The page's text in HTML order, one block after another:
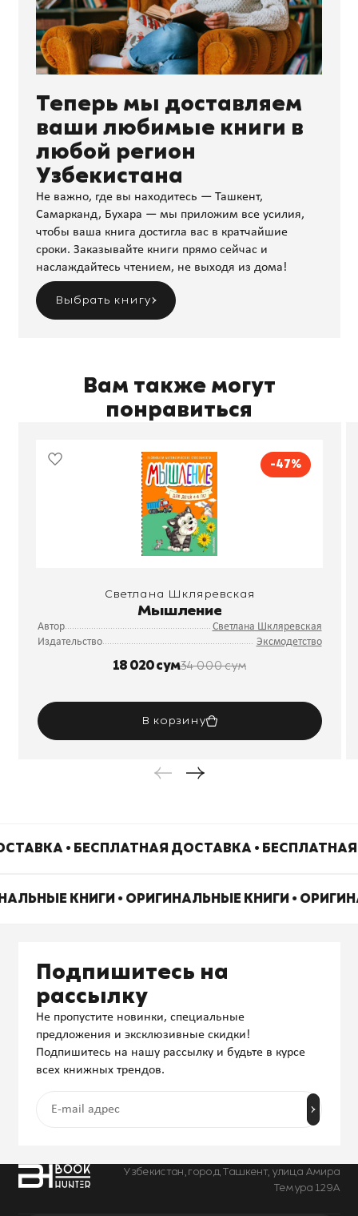
Теперь мы доставляем
ваши любимые книги в
любой регион
Узбекистана
Не важно, где вы находитесь — Ташкент,
Самарканд, Бухара — мы приложим все усилия,
чтобы ваша книга достигла вас в кратчайшие
сроки. Заказывайте книги прямо сейчас и
наслаждайтесь чтением, не выходя из дома!
Выбрать книгу
Вам также могут
понравиться
-47%
Светлана Шкляревская
Мышление
Автор
Светлана Шкляревская
Издательство
Эксмодетство
18 020 сум34 000 сум
В корзину
• БЕСПЛАТНАЯ ДОСТАВКА •
КНИГИ • ОРИГИНАЛЬНЫЕ КНИГИ •
Узбекистан, город Ташкент, улица Амира
Темура 129А
Подпишитесь на
рассылку
Не пропустите новинки, специальные
предложения и эксклюзивные скидки!
Подпишитесь на нашу рассылку и будьте в курсе
всех книжных трендов.